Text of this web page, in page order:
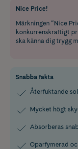
Nice Price!
Märkningen “Nice
konkurrenskraftigt
ska känna dig trygg
Snabba fakta
Återfuktande
Mycket högt
Absorberas
Oparfymerad